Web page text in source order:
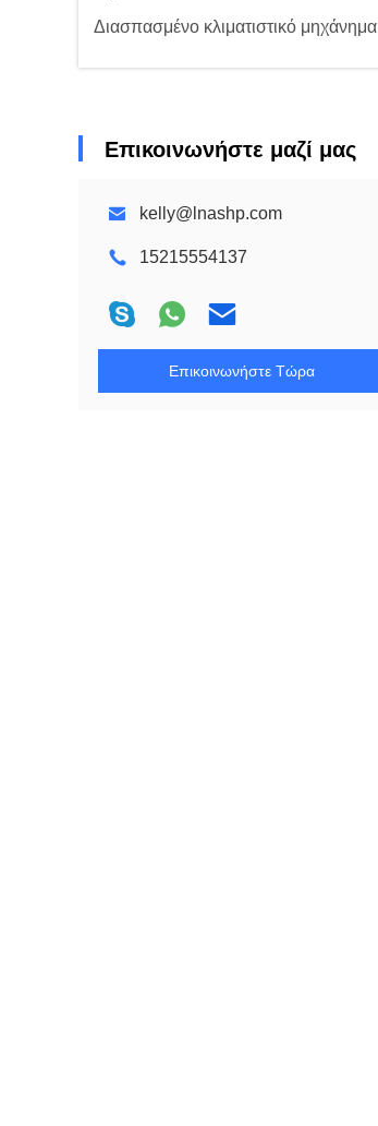
Διασπασμένο κλιματιστικό μηχάνημα
Επικοινωνήστε μαζί μας
kelly@lnashp.com
15215554137
Επικοινωνήστε Τώρα